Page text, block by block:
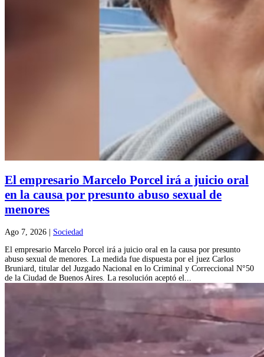
El empresario Marcelo Porcel irá a juicio oral
en la causa por presunto abuso sexual de
menores
Ago 7, 2026 | Sociedad
El empresario Marcelo Porcel irá a juicio oral en la causa por presunto
abuso sexual de menores. La medida fue dispuesta por el juez Carlos
Bruniard, titular del Juzgado Nacional en lo Criminal y Correccional N°50
de la Ciudad de Buenos Aires. La resolución aceptó el...